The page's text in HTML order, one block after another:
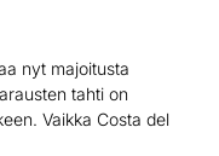
nyt majoitusta
tahti on
Vaikka Costa del